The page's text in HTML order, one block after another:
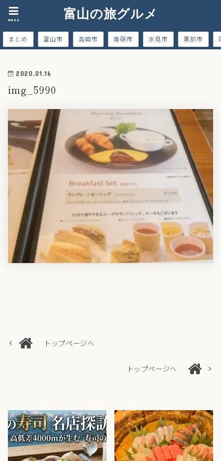
富山の旅グルメ
menu
まとめ 富山市 高岡市 南砺市 氷見市 黒部市
2020.01.16
img_5990
トップページへ
トップページへ